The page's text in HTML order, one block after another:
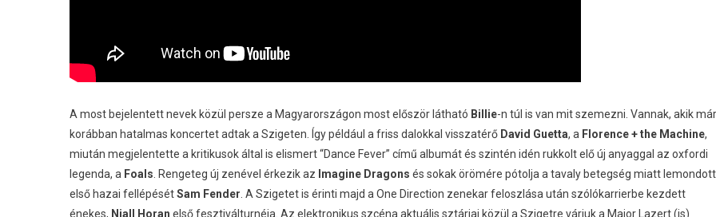
A most bejelentett nevek közül persze a Magyarországon most először látható Billie-n túl is van mit szemezni. Vannak, akik már
korábban hatalmas koncertet adtak a Szigeten. Így például a friss dalokkal visszatérő David Guetta, a Florence + the Machine,
miután megjelentette a kritikusok által is elismert “Dance Fever” című albumát és szintén idén rukkolt elő új anyaggal az oxfordi
legenda, a Foals . Rengeteg új zenével érkezik az Imagine Dragons és sokak örömére pótolja a tavaly betegség miatt lemondott
első hazai fellépésétSam Fender . A Szigetet is érinti majd a One Direction zenekar feloszlása után szólókarrierbe kezdett
énekes, Niall Horan első fesztiválturnéja. Az elektronikus szcéna aktuális sztárjai közül a Szigetre várjuk a Major Lazert (is)